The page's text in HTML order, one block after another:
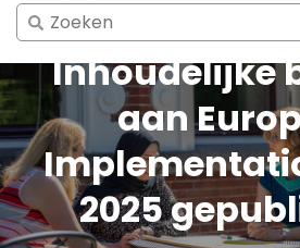
Search
for:
Inhoudelijke
aan
2025